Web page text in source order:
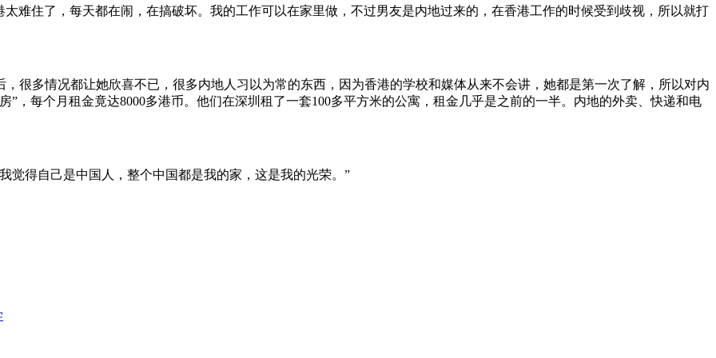
难住了，每天都在闹，在搞破坏。我的工作可以在家里做，不过男友是内地过来的，在香港工作的时候受到歧视，所以就打
很多情况都让她欣喜不已，很多内地人习以为常的东西，因为香港的学校和媒体从来不会讲，她都是第一次了解，所以对内
，每个月租金竟达8000多港币。他们在深圳租了一套100多平方米的公寓，租金几乎是之前的一半。内地的外卖、快递和电
觉得自己是中国人，整个中国都是我的家，这是我的光荣。”